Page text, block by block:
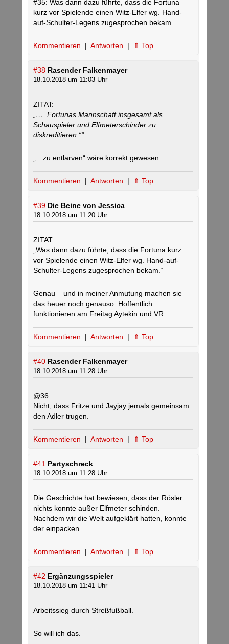
#35: Was dann dazu führte, dass die Fortuna
kurz vor Spielende einen Witz-Elfer wg. Hand-
auf-Schulter-Legens zugesprochen bekam.
Kommentieren | Antworten | ⇑ Top
#38 Rasender Falkenmayer
18.10.2018 um 11:03 Uhr
ZITAT:
„…. Fortunas Mannschaft insgesamt als
Schauspieler und Elfmeterschinder zu
diskreditieren.““
„…zu entlarven“ wäre korrekt gewesen.
Kommentieren | Antworten | ⇑ Top
#39 Die Beine von Jessica
18.10.2018 um 11:20 Uhr
ZITAT:
„Was dann dazu führte, dass die Fortuna kurz
vor Spielende einen Witz-Elfer wg. Hand-auf-
Schulter-Legens zugesprochen bekam.“
Genau – und in meiner Anmutung machen sie
das heuer noch genauso. Hoffentlich
funktionieren am Freitag Aytekin und VR…
Kommentieren | Antworten | ⇑ Top
#40 Rasender Falkenmayer
18.10.2018 um 11:28 Uhr
@36
Nicht, dass Fritze und Jayjay jemals gemeinsam
den Adler trugen.
Kommentieren | Antworten | ⇑ Top
#41 Partyschreck
18.10.2018 um 11:28 Uhr
Die Geschichte hat bewiesen, dass der Rösler
nichts konnte außer Elfmeter schinden.
Nachdem wir die Welt aufgeklärt hatten, konnte
der einpacken.
Kommentieren | Antworten | ⇑ Top
#42 Ergänzungsspieler
18.10.2018 um 11:41 Uhr
Arbeitssieg durch Streßfußball.
So will ich das.